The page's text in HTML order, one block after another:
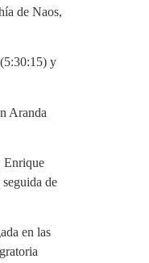
de Naos,
y
Aranda
Enrique
de
en las